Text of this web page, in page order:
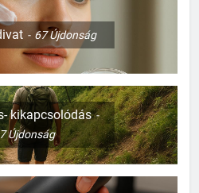
67Újdonság
kikapcsolódás
Újdonság